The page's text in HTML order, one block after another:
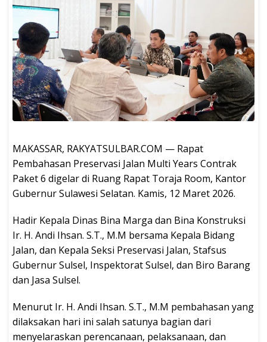
MAKASSAR, RAKYATSULBAR.COM — Rapat
Pembahasan Preservasi Jalan Multi Years Contrak
Paket 6 digelar di Ruang Rapat Toraja Room, Kantor
Gubernur Sulawesi Selatan. Kamis, 12 Maret 2026.
Hadir Kepala Dinas Bina Marga dan Bina Konstruksi
Ir. H. Andi Ihsan. S.T., M.M bersama Kepala Bidang
Jalan, dan Kepala Seksi Preservasi Jalan, Stafsus
Gubernur Sulsel, Inspektorat Sulsel, dan Biro Barang
dan Jasa Sulsel.
Menurut Ir. H. Andi Ihsan. S.T., M.M pembahasan yang
dilaksakan hari ini salah satunya bagian dari
menyelaraskan perencanaan, pelaksanaan, dan